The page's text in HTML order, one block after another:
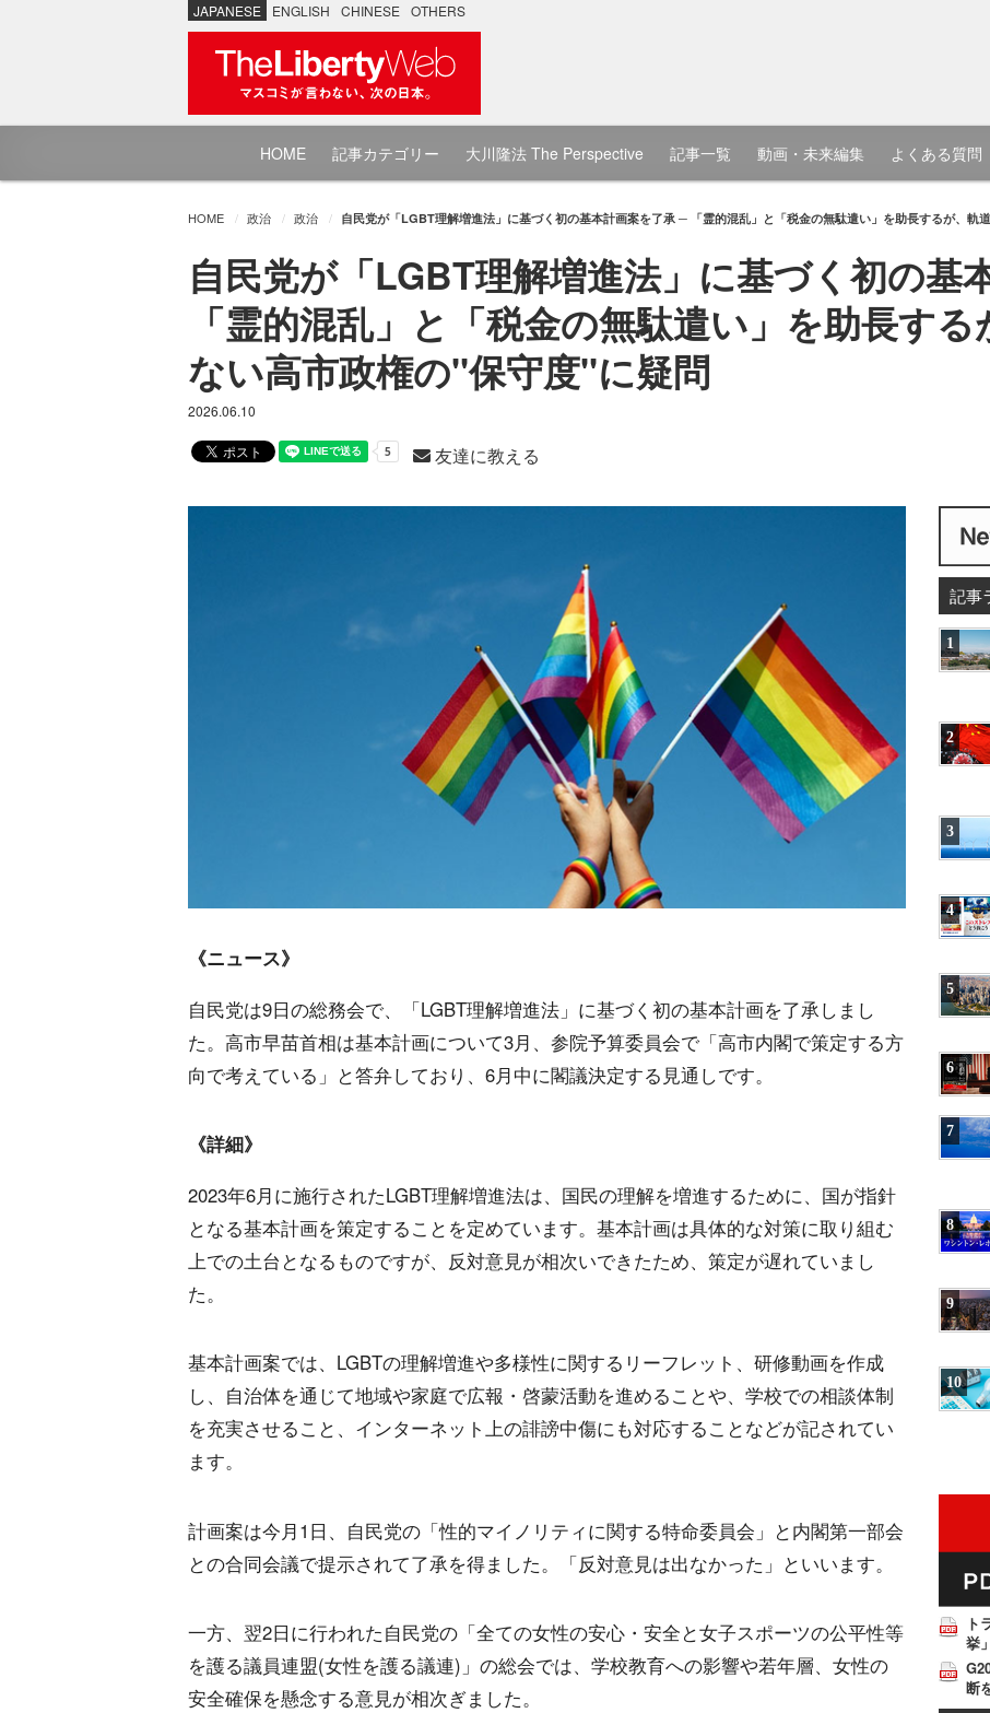
JAPANESE ENGLISH CHINESE OTHERS
HOME 記事カテゴリー 大川隆法 The Perspective 記事一覧 動画・未来編集 よくある質問
HOME 政治 政治 自民党が「LGBT理解増進法」に基づく初の基本計画案を了承 ─ 「霊的混乱」と「税金の無駄遣い」を助長するが、軌
自民党が「LGBT理解増進法」に基づく初の基
「霊的混乱」と「税金の無駄遣い」を助長す
ない高市政権の"保守度"に疑問
2026.06.10
友達に教える
《ニュース》
自民党は9日の総務会で、「LGBT理解増進法」に基づく初の基本計画を了承しまし
た。高市早苗首相は基本計画について3月、参院予算委員会で「高市内閣で策定する方
向で考えている」と答弁しており、6月中に閣議決定する見通しです。
《詳細》
2023年6月に施行されたLGBT理解増進法は、国民の理解を増進するために、国が指針
となる基本計画を策定することを定めています。基本計画は具体的な対策に取り組む
上での土台となるものですが、反対意見が相次いできたため、策定が遅れていまし
た。
基本計画案では、LGBTの理解増進や多様性に関するリーフレット、研修動画を作成
し、自治体を通じて地域や家庭で広報・啓蒙活動を進めることや、学校での相談体制
を充実させること、インターネット上の誹謗中傷にも対応することなどが記されてい
ます。
計画案は今月1日、自民党の「性的マイノリティに関する特命委員会」と内閣第一部会
との合同会議で提示されて了承を得ました。「反対意見は出なかった」といいます。
一方、翌2日に行われた自民党の「全ての女性の安心・安全と女子スポーツの公平性等
を護る議員連盟(女性を護る議連)」の総会では、学校教育への影響や若年層、女性の
安全確保を懸念する意見が相次ぎました。
記事
1
2
3
4
5
6
7
8
9
10
ト
挙
断